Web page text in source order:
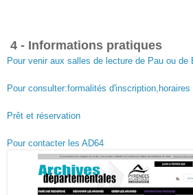
4 - Informations pratiques
Pour venir aux salles de lecture de Pau ou de
Pour consulter:formalités d'inscription,horaires
Prêt et réservation
Pour contacter les AD64